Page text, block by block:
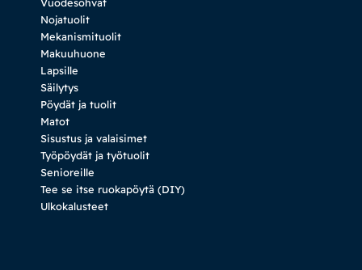
Nojatuolit
Mekanismituolit
Makuuhuone
Lapsille
Säilytys
Pöydät ja tuolit
Matot
Sisustus ja valaisimet
Työpöydät ja työtuolit
Senioreille
Tee se itse ruokapöytä (DIY)
Ulkokalusteet